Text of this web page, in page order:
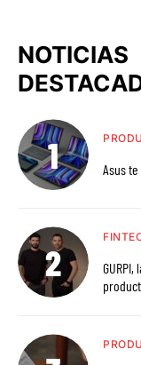
NOTICIAS
Asus
GURPI, la